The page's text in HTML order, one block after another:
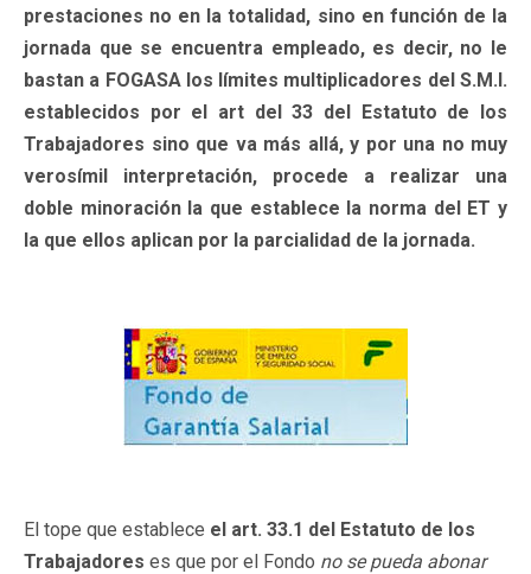
prestaciones no en la totalidad, sino en función de la
jornada que se encuentra empleado, es decir, no le
bastan a FOGASA los límites multiplicadores del S.M.I.
establecidos por el art del 33 del Estatuto de los
Trabajadores sino que va más allá, y por una no muy
verosímil interpretación, procede a realizar una
doble minoración la que establece la norma del ET y
la que ellos aplican por la parcialidad de la jornada.
El tope que establece el art. 33.1 del Estatuto de los
Trabajadores es que por el Fondo no se pueda abonar